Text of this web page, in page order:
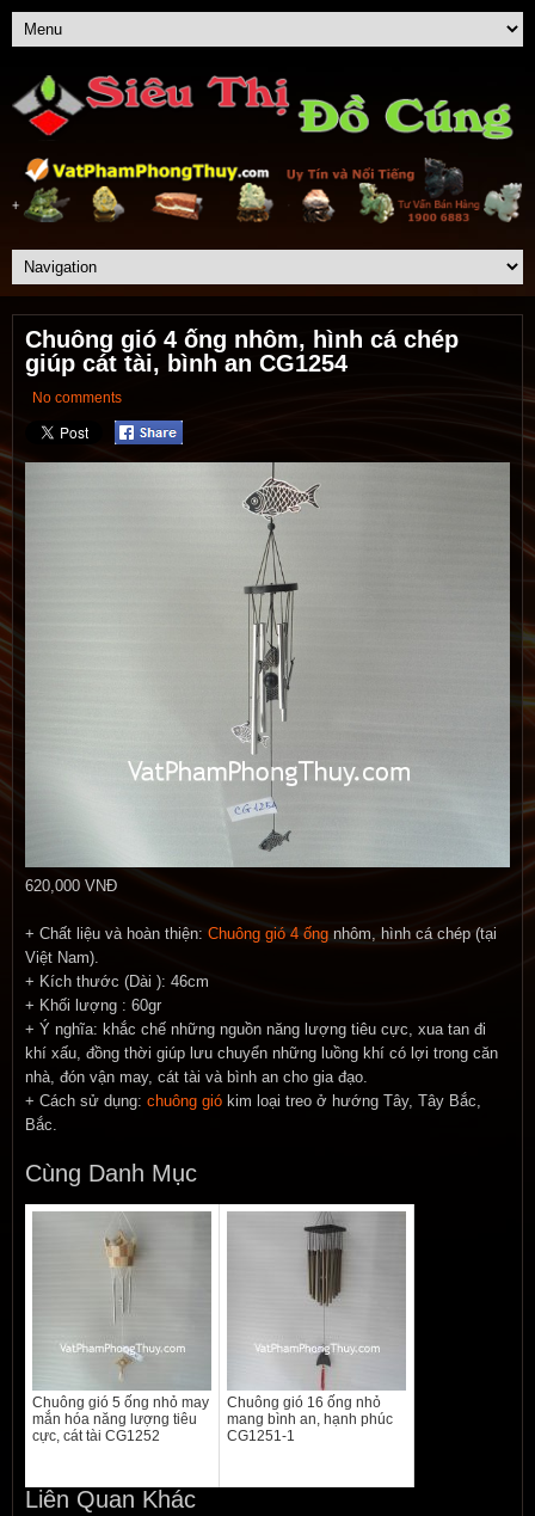
Chuông gió 4 ống nhôm, hình cá chép
giúp cát tài, bình an CG1254
No comments
620,000 VNĐ
+ Chất liệu và hoàn thiện: Chuông gió 4 ống nhôm, hình cá chép (tại
Việt Nam).
+ Kích thước (Dài ): 46cm
+ Khối lượng : 60gr
+ Ý nghĩa: khắc chế những nguồn năng lượng tiêu cực, xua tan đi
khí xấu, đồng thời giúp lưu chuyển những luồng khí có lợi trong căn
nhà, đón vận may, cát tài và bình an cho gia đạo.
+ Cách sử dụng: chuông gió kim loại treo ở hướng Tây, Tây Bắc,
Bắc.
Cùng Danh Mục
Chuông gió 5 ống nhỏ may
mắn hóa năng lượng tiêu
cực, cát tài CG1252
Chuông gió 16 ống nhỏ
mang bình an, hạnh phúc
CG1251-1
Liên Quan Khác